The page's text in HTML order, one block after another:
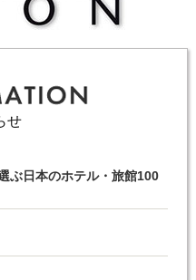
せ
ぶ日本のホテル・旅館100